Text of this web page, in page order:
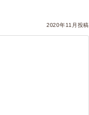
2020年11月投稿